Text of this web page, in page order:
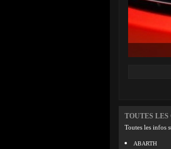
TOUTES LES
Toutes les infos
ABARTH